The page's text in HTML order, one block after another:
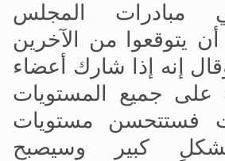
مبادرات المجلس
يتوقعوا من الآخرين
إنه إذا شارك أعضاء
على جميع المستويات
فستتحسن مستويات
كبير وسيصبح